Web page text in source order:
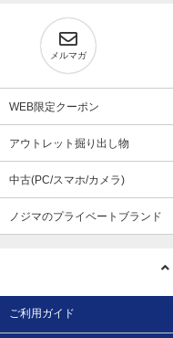
メルマガ
WEB限定クーポン
アウトレット掘り出し物
中古(PC/スマホ/カメラ)
ノジマのプライベートブランド
ご利用ガイド